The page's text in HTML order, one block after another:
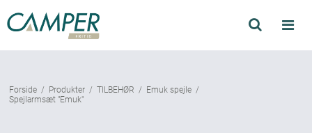
Find forhandler
Forside / Produkter / TILBEHØR / Emuk spejle /
Spejlarmsæt "Emuk"